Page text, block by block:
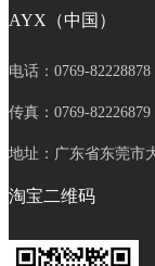
AYX（中国）
电话：0769-82228878
传真：0769-82226879
地址：广东省东莞市
淘宝二维码